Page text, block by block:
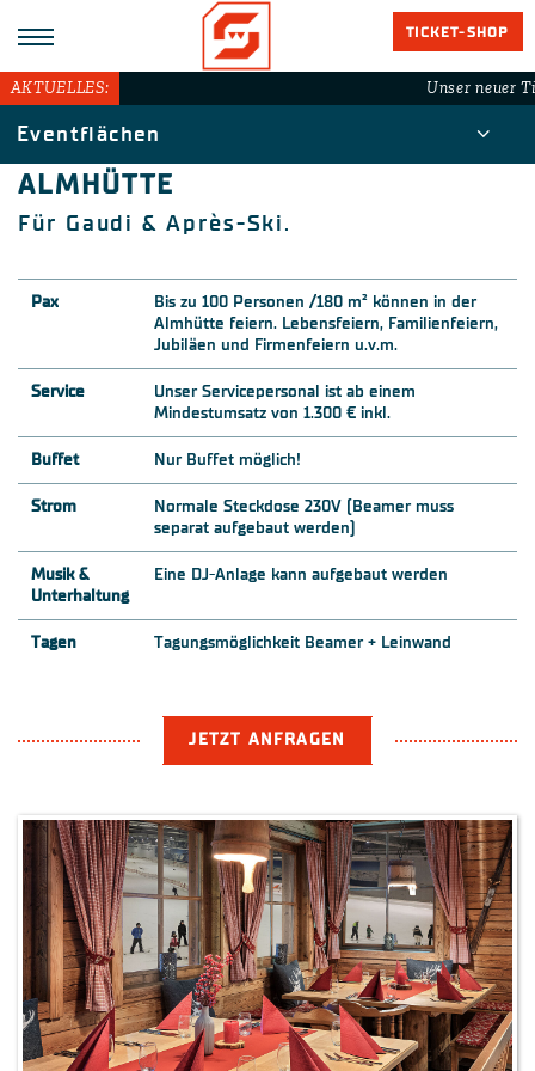
TICKET-SHOP
Eventflächen
ALMHÜTTE
Für Gaudi & Après-Ski.
Pax
Bis zu 100 Personen /180 m² können in der
Almhütte feiern. Lebensfeiern, Familienfeiern,
Jubiläen und Firmenfeiern u.v.m.
Service
Unser Servicepersonal ist ab einem
Mindestumsatz von 1.300 € inkl.
Buffet Nur Buffet möglich!
Strom
Normale Steckdose 230V (Beamer muss
separat aufgebaut werden)
Musik &
Unterhaltung
Eine DJ-Anlage kann aufgebaut werden
Tagen Tagungsmöglichkeit Beamer + Leinwand
JETZT ANFRAGEN
AKTUELLES: Unser neuer